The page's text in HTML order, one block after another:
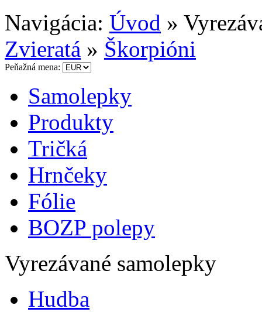
Navigácia: Úvod »
Zvieratá » Škorpióni
Peňažná mena:
Samolepky
Produkty
Tričká
Hrnčeky
Fólie
BOZP polepy
Vyrezávané samolepky
Hudba